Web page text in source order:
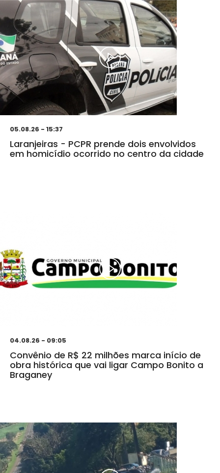
05.08.26 - 15:37
Laranjeiras - PCPR prende dois envolvidos
em homicídio ocorrido no centro da cidade
04.08.26 - 09:05
Convênio de R$ 22 milhões marca início de
obra histórica que vai ligar Campo Bonito a
Braganey